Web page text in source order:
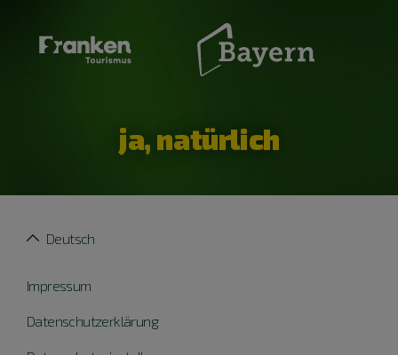
ja, natürlich
Impressum
Datenschutzerklärung
Deutsch